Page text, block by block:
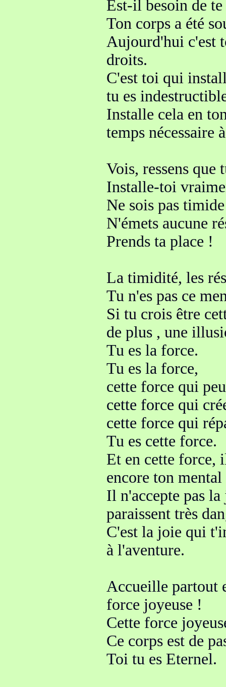
Est-il besoin de
Ton corps a été
Aujourd'hui c'est
droits.
C'est toi qui
tu es
Installe cela en
temps nécessaire
Vois, ressens que
Installe-toi
Ne sois pas
N'émets aucune
Prends ta place !
La timidité, les
Tu n'es pas ce
Si tu crois être
de plus , une
Tu es la force.
Tu es la force,
cette force qui
cette force qui
cette force qui
Tu es cette force.
Et en cette
encore ton
Il n'accepte pas
paraissent très
C'est la joie qui
à l'aventure.
Accueille partout
force joyeuse !
Cette force
Ce corps est de
Toi tu es Eternel.